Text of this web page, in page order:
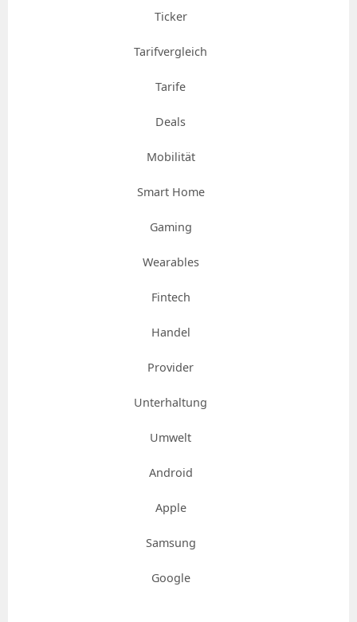
Ticker
Tarifvergleich
Tarife
Deals
Mobilität
Smart Home
Gaming
Wearables
Fintech
Handel
Provider
Unterhaltung
Umwelt
Android
Apple
Samsung
Google